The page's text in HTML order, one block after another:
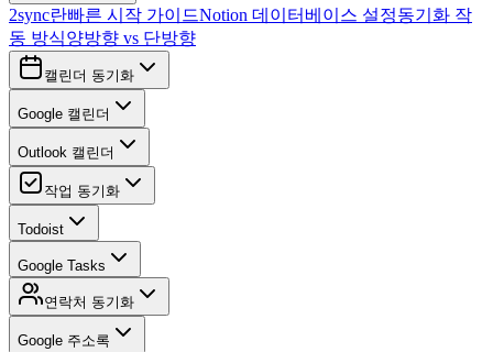
2sync란빠른 시작 가이드Notion 데이터베이스 설정동기화 작
동 방식양방향 vs 단방향
캘린더 동기화
Google 캘린더
Outlook 캘린더
작업 동기화
Todoist
Google Tasks
연락처 동기화
Google 주소록